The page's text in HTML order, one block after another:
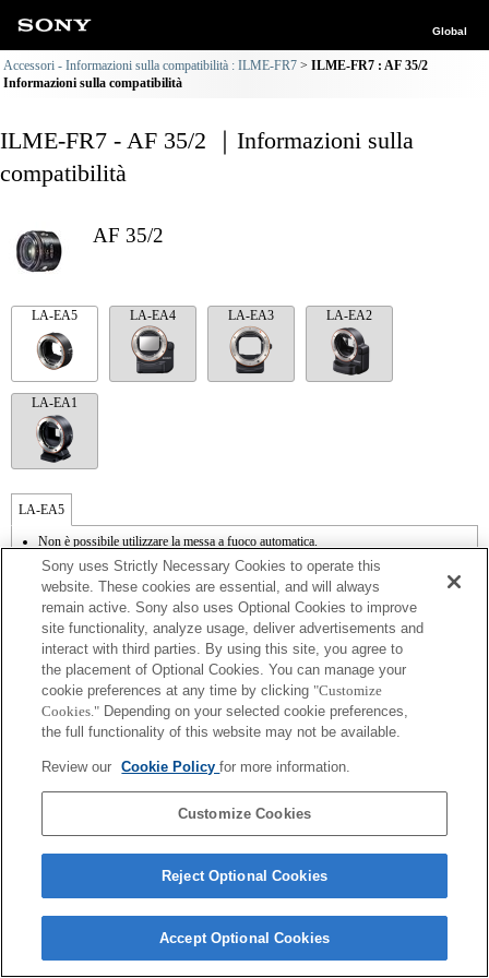
Global
Accessori - Informazioni sulla compatibilità : ILME-FR7
ILME-FR7 : AF 35/2
Informazioni sulla compatibilità
ILME-FR7 - AF 35/2 ｜Informazioni sulla
compatibilità
AF 35/2
LA-EA5 LA-EA4 LA-EA3 LA-EA2
LA-EA1
LA-EA5
Non è possibile utilizzare la messa a fuoco automatica.
Disponibile con il supporto per il montaggio.
SteadyShot non supportata.
I rumori dovuti al funzionamento del diaframma vengono registrati dal microfono
interno.
Outside the A (Aperture priority), S (Shutter priority), and M (Manual) modes, the
shutter speed and the aperture can not be adjusted during the movie recording.
La funzione [Lens Comp] (Lens Compensation) non funziona.
Durante le riprese video, è possibile registrare il rumore di funzionamento
dell'obiettivo, ad esempio quando si fa zoom o si mette a fuoco.
La regolazione automatica del diaframma non è disponibile in modalità Video.
La modifica del diaframma durante la registrazione può generare del rumore o
Copyright 2026 Sony Corporation
Sony uses Strictly Necessary Cookies to operate this
website. These cookies are essential, and will always
remain active. Sony also uses Optional Cookies to improve
site functionality, analyze usage, deliver advertisements and
interact with third parties. By using this site, you agree to
the placement of Optional Cookies. You can manage your
cookie preferences at any time by clicking "Customize
Cookies." Depending on your selected cookie preferences,
the full functionality of this website may not be available.
Review our Cookie Policyfor more information.
Customize Cookies
Reject Optional Cookies
Accept Optional Cookies